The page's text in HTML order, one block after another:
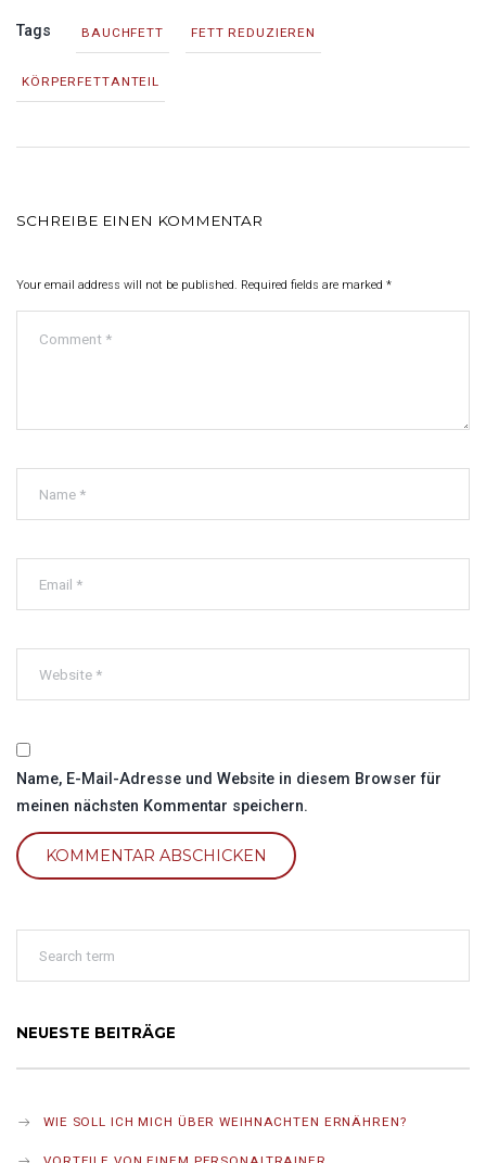
Tags BAUCHFETT FETT REDUZIEREN
KÖRPERFETTANTEIL
SCHREIBE EINEN KOMMENTAR
Your email address will not be published. Required fields are marked *
Name, E-Mail-Adresse und Website in diesem Browser für
meinen nächsten Kommentar speichern.
NEUESTE BEITRÄGE
WIE SOLL ICH MICH ÜBER WEIHNACHTEN ERNÄHREN?